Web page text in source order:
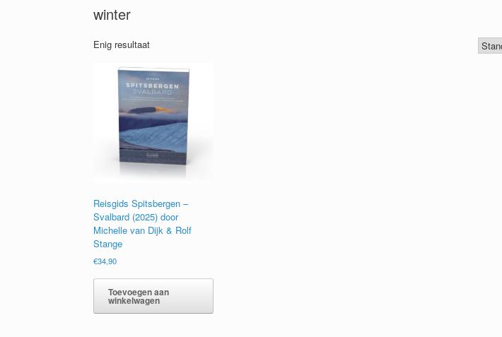
winter
Enig resultaat
Reisgids Spitsbergen –
Svalbard (2025) door
Michelle van Dijk & Rolf
Stange
€34,90
Toevoegen aan
winkelwagen